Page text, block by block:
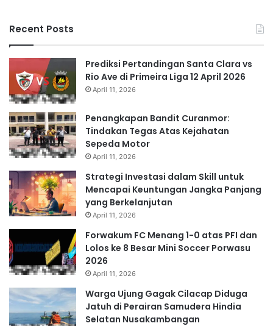
Recent Posts
Prediksi Pertandingan Santa Clara vs
Rio Ave di Primeira Liga 12 April 2026
April 11, 2026
Penangkapan Bandit Curanmor:
Tindakan Tegas Atas Kejahatan
Sepeda Motor
April 11, 2026
Strategi Investasi dalam Skill untuk
Mencapai Keuntungan Jangka Panjang
yang Berkelanjutan
April 11, 2026
Forwakum FC Menang 1-0 atas PFI dan
Lolos ke 8 Besar Mini Soccer Porwasu
2026
April 11, 2026
Warga Ujung Gagak Cilacap Diduga
Jatuh di Perairan Samudera Hindia
Selatan Nusakambangan